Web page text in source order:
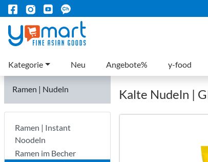
Kategorie Neu Angebote% y-food
Ramen | Nudeln
Ramen | Instant
Noodeln
Ramen im Becher
Kalte Nudeln |